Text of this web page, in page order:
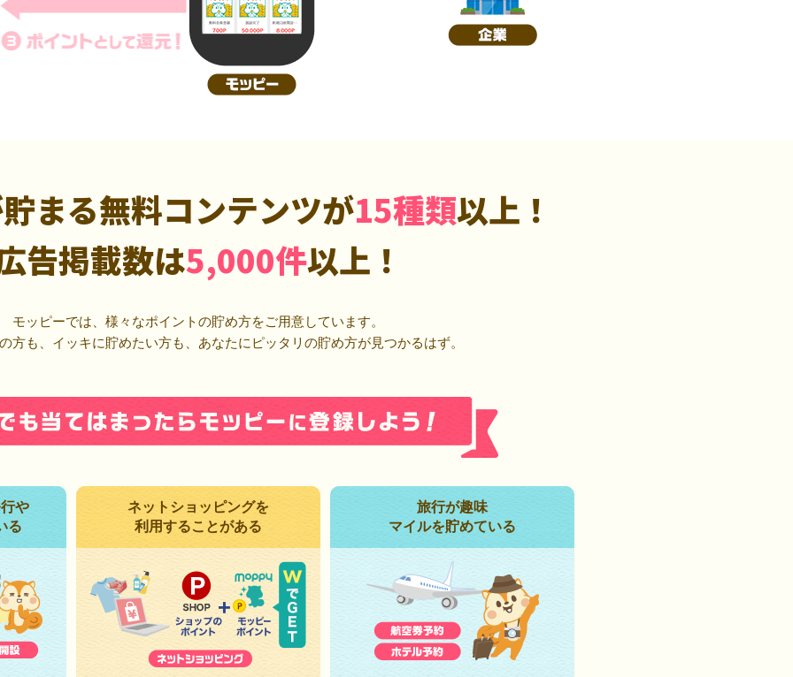
まる無料コンテンツが15種類以上！
告掲載数は5,000件以上！
モッピーでは、様々なポイントの貯め方をご用意しています。
方も、イッキに貯めたい方も、あなたにピッタリの貯め方が見つかるはず。
や
る
ネットショッピングを
利用することがある
旅行が趣味
マイルを貯めている